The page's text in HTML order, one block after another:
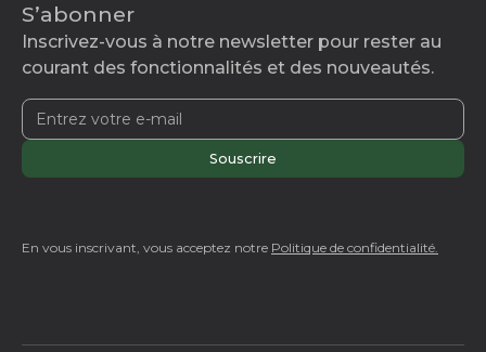
S’abonner
Inscrivez-vous à notre newsletter pour rester au
courant des fonctionnalités et des nouveautés.
En vous inscrivant, vous acceptez notre Politique de confidentialité.